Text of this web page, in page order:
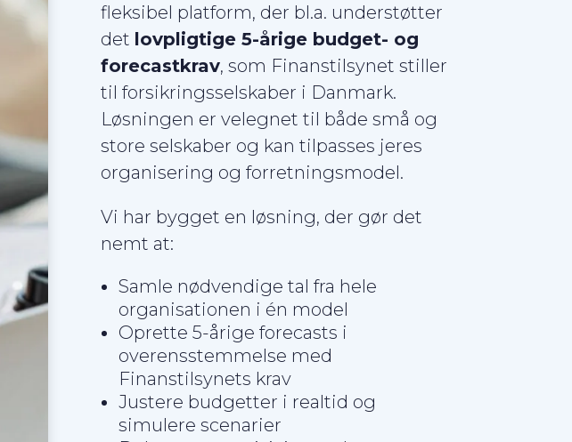
fleksibel platform, der bl.a. understøtter
det lovpligtige 5-årige budget- og
forecastkrav, som Finanstilsynet stiller
til forsikringsselskaber i Danmark.
Løsningen er velegnet til både små og
store selskaber og kan tilpasses jeres
organisering og forretningsmodel.
Vi har bygget en løsning, der gør det
nemt at:
Samle nødvendige tal fra hele
organisationen i én model
Oprette 5-årige forecasts i
overensstemmelse med
Finanstilsynets krav
Justere budgetter i realtid og
simulere scenarier